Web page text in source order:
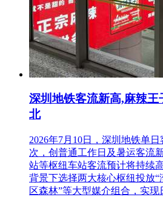
深圳地铁客流新高,麻辣
北
2026年7月10日，深圳地铁单日
次，创普通工作日及暑运客流
站等枢纽车站客流预计将持续
背景下选择两大核心枢纽投放“
区森林”等大型媒介组合，实